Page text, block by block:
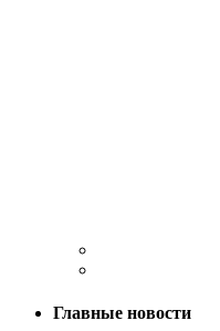
Главные новости